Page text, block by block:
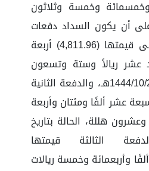
وخمسمائة وخمسة وثلاثون
على أن يكون السداد دفعات
كالتالي: الدفعة الأولى قيمتها (4,811.96) أربعة
عشر ريالاً وستة وتسعون
هللة، الحالة بتاريخ 1444/10/21هـ، والدفعة الثانية
(17,294.23) سبعة عشر ألفًا ومئتان وأربعة
هللة، الحالة بتاريخ
والدفعة الثالثة قيمتها
عشر ألفًا وأربعمائة وخمسة ريالات